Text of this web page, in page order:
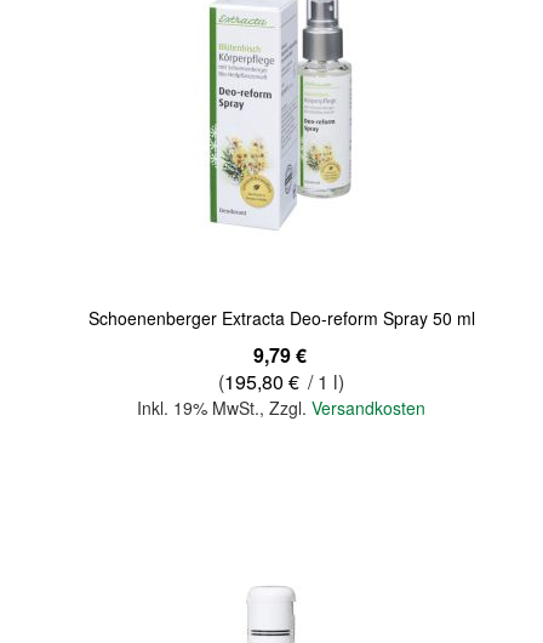
Schoenenberger Extracta Deo-reform Spray 50 ml
9,79 €
(195,80 € / 1 l)
Inkl. 19% MwSt.,Zzgl.Versandkosten